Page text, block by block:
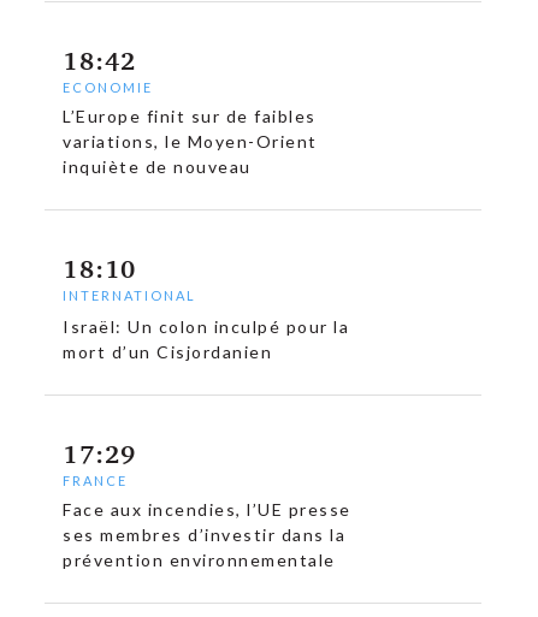
18:42
ECONOMIE
L’Europe finit sur de faibles
variations, le Moyen-Orient
inquiète de nouveau
18:10
INTERNATIONAL
Israël: Un colon inculpé pour la
mort d’un Cisjordanien
17:29
FRANCE
Face aux incendies, l’UE presse
ses membres d’investir dans la
prévention environnementale